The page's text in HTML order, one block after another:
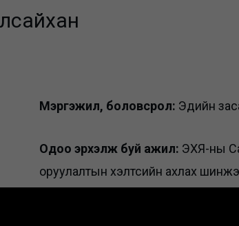
Мэргэжил, боловсрол: Эдийн
Одоо эрхэлж буй ажил: ЭХЯ-ны
оруулалтын хэлтсийн ахлах